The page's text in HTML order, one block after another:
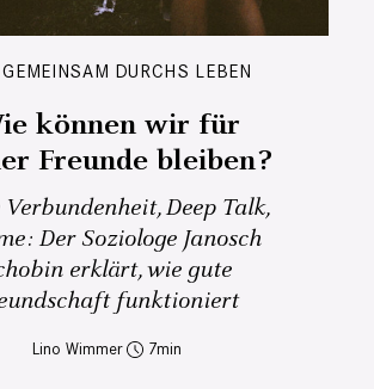
GEMEINSAM DURCHS LEBEN
können wir für
Freunde bleiben?
Deep Talk,
Der Soziologe Janosch
erklärt, wie gute
funktioniert
Lino Wimmer 7